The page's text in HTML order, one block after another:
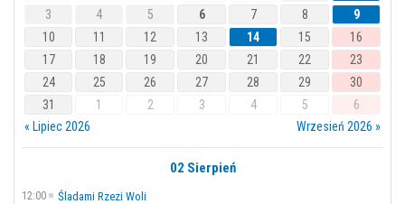
3
4 5 6 7 8
9
10
11 12 13 14 15
16
17
18 19 20 21 22
23
24
25 26 27 28 29
30
31
1 2 3 4 5
6
« Lipiec 2026
Wrzesień 2026 »
02 Sierpień
12:00 Śladami Rzezi Woli